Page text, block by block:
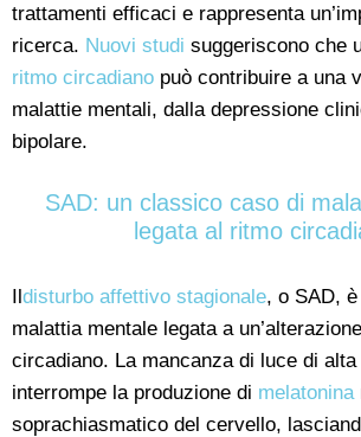
trattamenti efficaci e rappresenta
ricerca. Nuovi studi suggeriscono che
ritmo circadiano può contribuire a una
malattie mentali, dalla depressione
bipolare.
SAD: un classico caso di
legata al ritmo
Ildisturbo affettivo stagionale, o SAD,
malattia mentale legata a
circadiano. La mancanza di luce di alta
interrompe la produzione di melatonina
soprachiasmatico del cervello,